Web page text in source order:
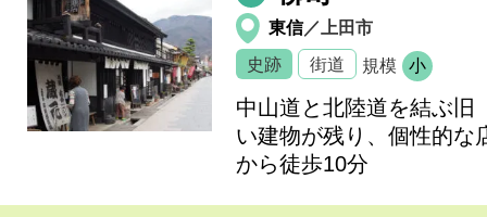
東信／上田市
史跡
街道 規模 小
中山道と北陸道を結ぶ旧
い建物が残り、個性的な
から徒歩10分